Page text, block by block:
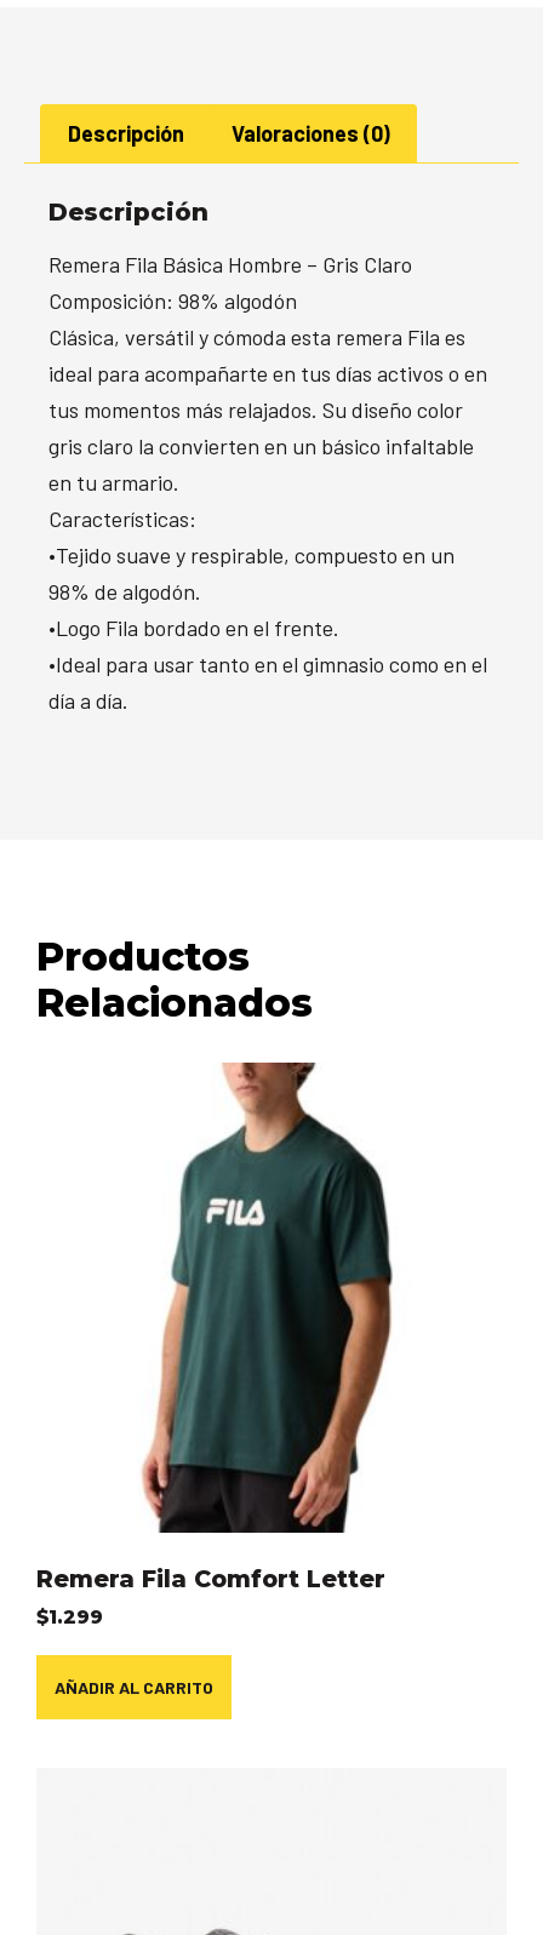
Descripción Valoraciones (0)
Descripción
Remera Fila Básica Hombre – Gris Claro
Composición: 98% algodón
Clásica, versátil y cómoda esta remera Fila es
ideal para acompañarte en tus días activos o en
tus momentos más relajados. Su diseño color
gris claro la convierten en un básico infaltable
en tu armario.
Características:
•Tejido suave y respirable, compuesto en un
98% de algodón.
•Logo Fila bordado en el frente.
•Ideal para usar tanto en el gimnasio como en el
día a día.
Productos
Relacionados
Remera Fila Comfort Letter
$1.299
AÑADIR AL CARRITO